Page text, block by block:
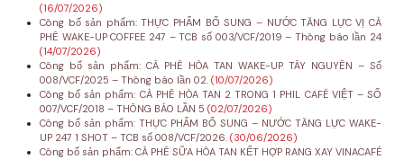
(16/07/2026)
Công bố sản phẩm: THỰC PHẨM BỔ SUNG – NƯỚC TĂNG LỰC VỊ CÀ
PHÊ WAKE-UP COFFEE 247 – TCB số 003/VCF/2019 – Thông báo lần 24
(14/07/2026)
Công bố sản phẩm: CÀ PHÊ HÒA TAN WAKE-UP TÂY NGUYÊN – Số
008/VCF/2025 – Thông báo lần 02. (10/07/2026)
Công bố sản phẩm: CÀ PHÊ HÒA TAN 2 TRONG 1 PHIL CAFÉ VIỆT – SỐ
007/VCF/2018 – THÔNG BÁO LẦN 5 (02/07/2026)
Công bố sản phẩm: THỰC PHẨM BỔ SUNG – NƯỚC TĂNG LỰC WAKE-
UP 247 1 SHOT – TCB số 008/VCF/2026. (30/06/2026)
Công bố sản phẩm: CÀ PHÊ SỮA HÒA TAN KẾT HỢP RANG XAY VINACAFÉ